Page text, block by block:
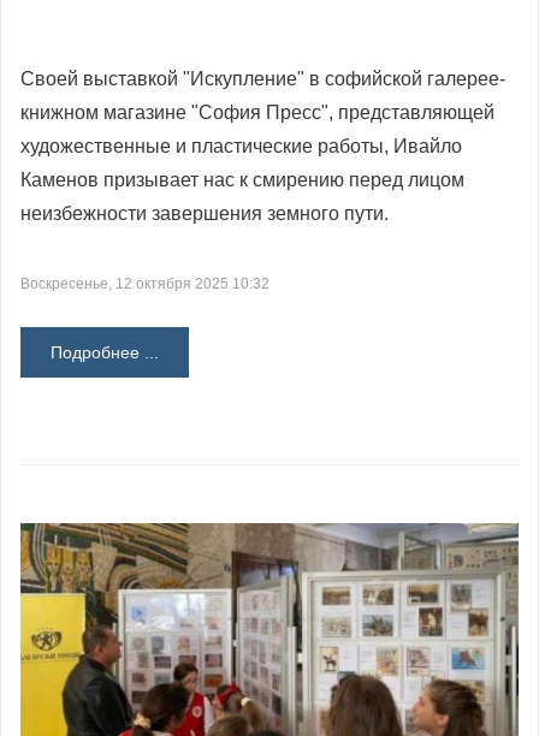
Своей выставкой "Искупление" в софийской галерее-
книжном магазине "София Пресс", представляющей
художественные и пластические работы, Ивайло
Каменов призывает нас к смирению перед лицом
неизбежности завершения земного пути.
Воскресенье, 12 октября 2025 10:32
Подробнее ...